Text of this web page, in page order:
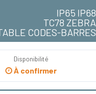
IP65 IP68
TC78 ZEBRA
CODES-BARRES
Disponibilité
À confirmer